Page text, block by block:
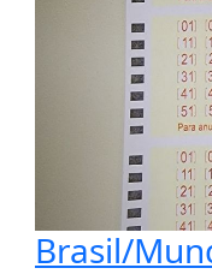
Brasil/